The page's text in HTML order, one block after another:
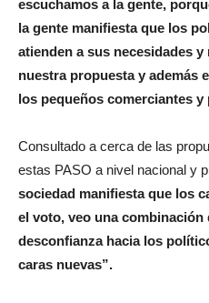
escuchamos a la gente,
la gente manifiesta que los
atienden a sus necesidades
nuestra propuesta y además
los pequeños comerciantes
Consultado a cerca de las
estas PASO a nivel nacional y
sociedad manifiesta que los
el voto, veo una
desconfianza hacia los
caras nuevas”.